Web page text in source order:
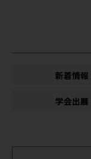
新着情報
学会出展